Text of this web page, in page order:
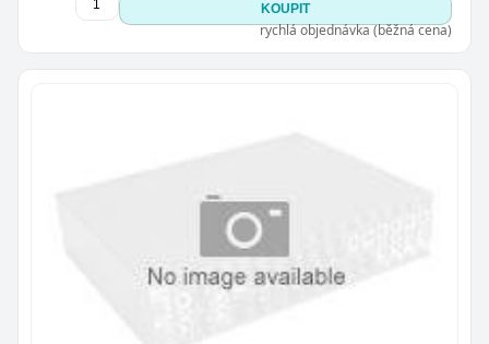
KOUPIT
rychlá objednávka (běžná cena)